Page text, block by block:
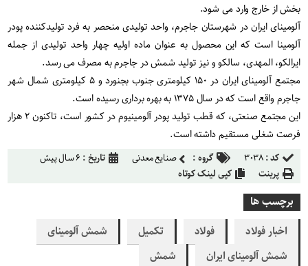
بخش از خارج وارد می شود.
آلومینای ایران در شهرستان جاجرم، واحد تولیدی منحصر به فرد تولیدکننده پودر
آلومینا است که این محصول به عنوان ماده اولیه چهار واحد تولیدی از جمله
ایرالکو، المهدی، سالکو و نیز تولید شمش در جاجرم به مصرف می رسد.
مجتمع آلومینای ایران در ۱۵۰ کیلومتری جنوب بجنورد و ۵ کیلومتری شمال شهر
جاجرم واقع است که در سال ۱۳۷۵ به بهره برداری رسیده است.
این مجتمع صنعتی، که قطب تولید پودر آلومینیوم در کشور است، تاکنون ۲ هزار
فرصت شغلی مستقیم داشته است.
کد :۳۰۳۸ گروه : صنایع معدنی تاریخ : ۶ سال پیش
پرینت
کپی لینک کوتاه
برچسب ها
اخبار فولاد
فولاد تکمیل
شمش آلومینای
شمش آلومینای ایران
شمش